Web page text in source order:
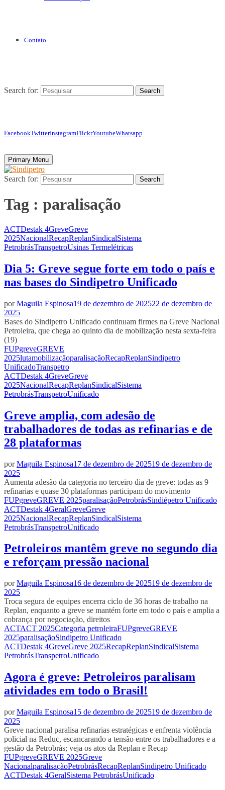
Contato
Search for: Search
FacebookTwitterInstagramFlickrYoutubeWhatsapp
Primary Menu
Search for: Search
Tag : paralisação
ACTDestak 4GreveGreve
2025NacionalRecapReplanSindicalSistema
PetrobrásTranspetroUsinas Termelétricas
Dia 5: Greve segue forte em todo o país e
nas bases do Sindipetro Unificado
porMaguila Espinosa19 de dezembro de 202522 de dezembro de
2025
Bases do Sindipetro Unificado continuam firmes na Greve Nacional
Petroleira, que chega ao quinto dia de mobilização nesta sexta-feira
(19)
FUPgreveGREVE
2025lutamobilizaçãoparalisaçãoRecapReplanSindipetro
UnificadoTranspetro
ACTDestak 4GreveGreve
2025NacionalRecapReplanSindicalSistema
PetrobrásTranspetroUnificado
Greve amplia, com adesão de
trabalhadores de todas as refinarias e de
28 plataformas
porMaguila Espinosa17 de dezembro de 202519 de dezembro de
2025
Aumenta adesão da categoria no terceiro dia de greve: todas as 9
refinarias e quase 30 plataformas participam do movimento
FUPgreveGREVE 2025paralisaçãoPetrobrásSindiépetro Unificado
ACTDestak 4GeralGreveGreve
2025NacionalRecapReplanSindicalSistema
PetrobrásTranspetroUnificado
Petroleiros mantêm greve no segundo dia
e reforçam pressão nacional
porMaguila Espinosa16 de dezembro de 202519 de dezembro de
2025
Troca segura de equipes encerra ciclo de 36 horas de trabalho na
Replan, enquanto a greve se mantém forte em todo o país e amplia a
cobrança por negociação, direitos
ACTACT 2025Categoria petroleiraFUPgreveGREVE
2025paralisaçãoSindipetro Unificado
ACTDestak 4GreveGreve 2025RecapReplanSindicalSistema
PetrobrásTranspetroUnificado
Agora é greve: Petroleiros paralisam
atividades em todo o Brasil!
porMaguila Espinosa15 de dezembro de 202519 de dezembro de
2025
Greve nacional paralisa refinarias estratégicas e enfrenta violência
policial na Reduc, escancarando a tensão entre os trabalhadores e a
gestão da Petrobrás; veja os atos da Replan e Recap
FUPgreveGREVE 2025Greve
NacionalparalisaçãoPetrobrásRecapReplanSindipetro Unificado
ACTDestak 4GeralSistema PetrobrásUnificado